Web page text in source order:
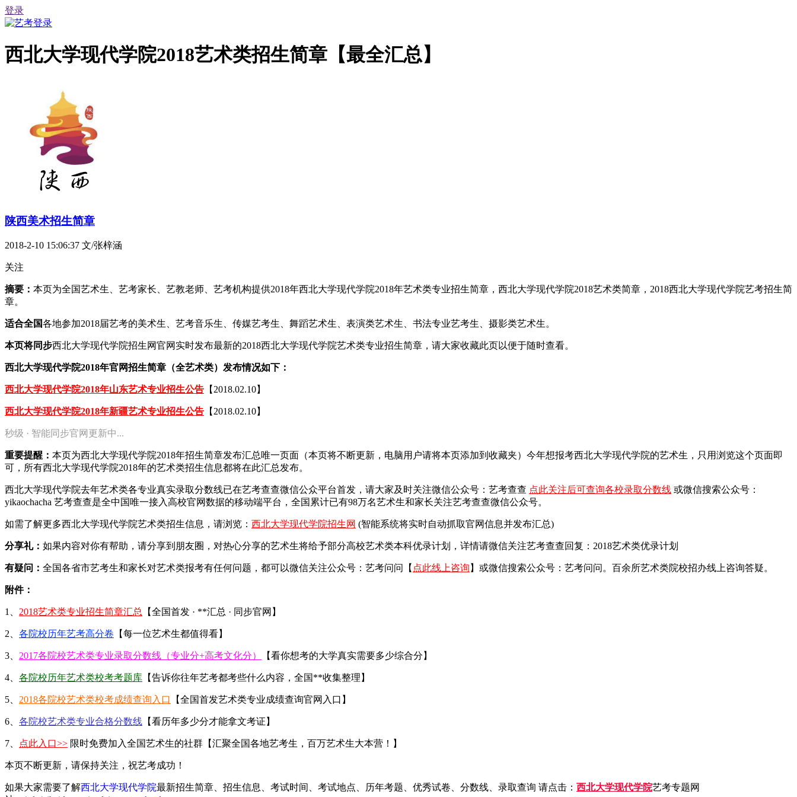
登录
西北大学现代学院2018艺术类招生简章【最全汇总】
陕西美术招生简章
2018-2-10 15:06:37 文/张梓涵
关注
摘要： 本页为全国艺术生、艺考家长、艺教老师、艺考机构提供2018年西北大学现代学院2018年艺术类专业招生简章，西北大学现代学院2018艺术类简章，2018西北大学现代学院艺考招生简
章。
适合全国各地参加2018届艺考的美术生、艺考音乐生、传媒艺考生、舞蹈艺术生、表演类艺术生、书法专业艺考生、摄影类艺术生。
本页将同步西北大学现代学院招生网官网实时发布最新的2018西北大学现代学院艺术类专业招生简章，请大家收藏此页以便于随时查看。
西北大学现代学院2018年官网招生简章（全艺术类）发布情况如下：
西北大学现代学院2018年山东艺术专业招生公告 【2018.02.10】
西北大学现代学院2018年新疆艺术专业招生公告 【2018.02.10】
秒级 · 智能同步官网更新中...
重要提醒： 本页为西北大学现代学院2018年招生简章发布汇总唯一页面（本页将不断更新，电脑用户请将本页添加到收藏夹）今年想报考西北大学现代学院的艺术生，只用浏览这个页面即
可，所有西北大学现代学院2018年的艺术类招生信息都将在此汇总发布。
西北大学现代学院去年艺术类各专业真实录取分数线已在艺考查查微信公众平台首发， 请大家及时关注微信公众号：艺考查查 点此关注后可查询各校录取分数线 或微信搜索公众号：
yikaochacha 艺考查查是全中国唯一接入高校官网数据的移动端平台，全国累计已有98万名艺术生和家长关注艺考查查微信公众号。
如需了解更多西北大学现代学院艺术类招生信息，请浏览： 西北大学现代学院招生网 (智能系统将实时自动抓取官网信息并发布汇总)
分享礼： 如果内容对你有帮助，请分享到朋友圈，对热心分享的艺术生将给予部分高校艺术类本科优录计划，详情请微信关注艺考查查回复：2018艺术类优录计划
有疑问： 全国各省市艺考生和家长对艺术类报考有任何问题，都可以微信关注公众号：艺考问问【 点此线上咨询 】或微信搜索公众号：艺考问问。百余所艺术类院校招办线上咨询答疑。
附件：
1、 2018艺术类专业招生简章汇总 【全国首发 · **汇总 · 同步官网】
2、 各院校历年艺考高分卷 【每一位艺术生都值得看】
3、 2017各院校艺术类专业录取分数线（专业分+高考文化分） 【看你想考的大学真实需要多少综合分】
4、 各院校历年艺术类校考考题库 【告诉你往年艺考都考些什么内容，全国**收集整理】
5、 2018各院校艺术类校考成绩查询入口 【全国首发艺术类专业成绩查询官网入口】
6、 各院校艺术类专业合格分数线 【看历年多少分才能拿文考证】
7、 点此入口>> 限时免费加入全国艺术生的社群【汇聚全国各地艺考生，百万艺术生大本营！】
本页不断更新，请保持关注，祝艺考成功！
如果大家需要了解西北大学现代学院最新招生简章、招生信息、考试时间、考试地点、历年考题、优秀试卷、分数线、录取查询 请点击： 西北大学现代学院艺考专题网